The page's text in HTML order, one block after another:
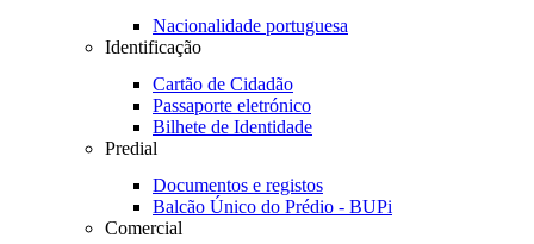
Nacionalidade portuguesa
Identificação
Cartão de Cidadão
Passaporte eletrónico
Bilhete de Identidade
Predial
Documentos e registos
Balcão Único do Prédio - BUPi
Comercial